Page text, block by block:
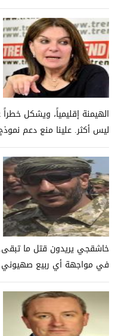
الهيمنة إقليمياً، ويشكل
ليس أكثر. علينا منع دعم
خاشقجي يريدون قتل ما
في مواجهة أي ربيع صهيوني